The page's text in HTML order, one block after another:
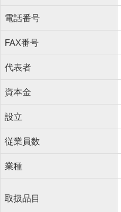
電話番号
FAX番号
代表者
資本金
設立
従業員数
業種
取扱品目